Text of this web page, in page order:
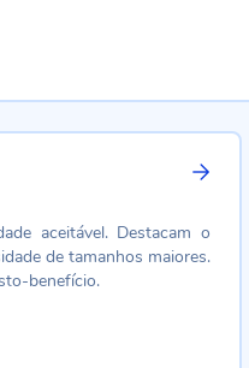
aceitável. Destacam o
de tamanhos maiores.
benefício.